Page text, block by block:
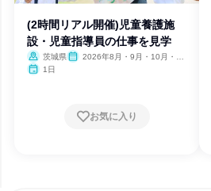
(2時間リアル開催)児童養護施
設・児童指導員の仕事を見学
茨城県
2026年8月・9月・10月・11
1日
お気に入り